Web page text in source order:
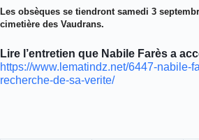
Les obsèques se tiendront samedi 3
cimetière des Vaudrans.
Lire l’entretien que Nabile Farès a
https://www.lematindz.net/6447-nabile-
recherche-de-sa-verite/